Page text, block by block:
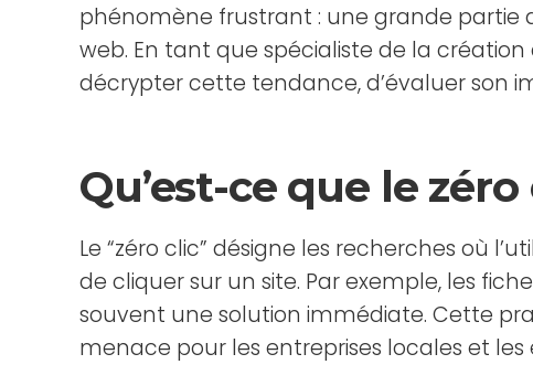
phénomène frustrant : une grande partie
web. En tant que spécialiste de la
décrypter cette tendance, d’évaluer son
Qu’est-ce que le
Le “zéro clic” désigne les recherches où
de cliquer sur un site. Par exemple, les
souvent une solution immédiate. Cette
menace pour les entreprises locales et